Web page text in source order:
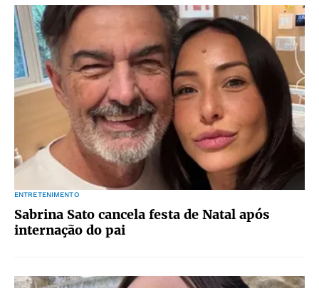
ENTRETENIMENTO
Sabrina Sato cancela festa de Natal após
internação do pai